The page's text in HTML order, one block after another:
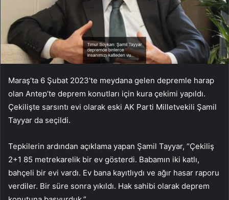
Maraş’ta 6 Şubat 2023’te meydana gelen depremle harap
olan Antep’te deprem konutları için kura çekimi yapıldı.
Çekilişte sarsıntı evi olarak eski AK Parti Milletvekili Şamil
Tayyar da seçildi.
Tepkilerin ardından açıklama yapan Şamil Tayyar, “Çekiliş
2+1 85 metrekarelik bir ev gösterdi. Babamın iki katlı,
bahçeli bir evi vardı. Ev bana kayıtlıydı ve ağır hasar raporu
verdiler. Bir süre sonra yıkıldı. Hak sahibi olarak deprem